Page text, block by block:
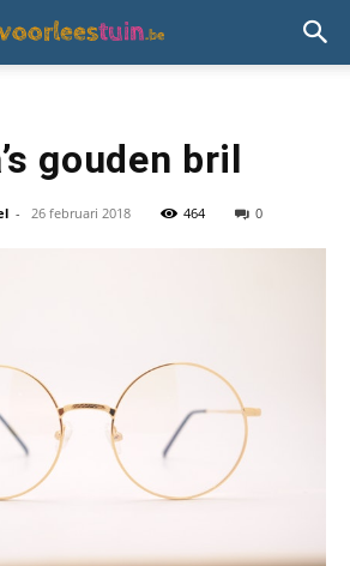
gouden bril
- 26 februari 2018 464 0